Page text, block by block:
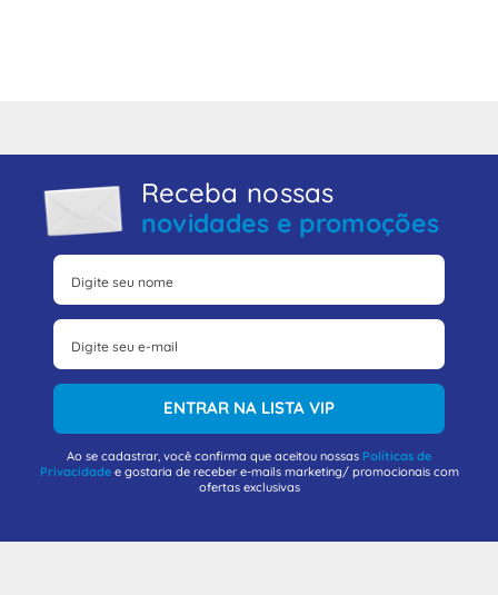
Receba nossas
novidades e promoções
ENTRAR NA LISTA VIP
Ao se cadastrar, você confirma que aceitou nossas Políticas de
Privacidadee gostaria de receber e-mails marketing/ promocionais com
ofertas exclusivas